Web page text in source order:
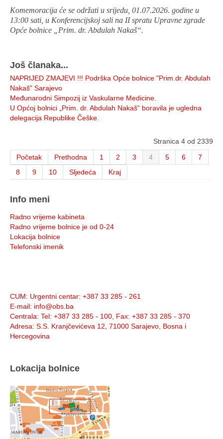
Komemoracija će se održati u srijedu, 01.07.2026. godine u
13:00 sati, u Konferencijskoj sali na II spratu Upravne zgrade
Opće bolnice „Prim. dr. Abdulah Nakaš“.
Još članaka...
NAPRIJED ZMAJEVI !!! Podrška Opće bolnice "Prim.dr. Abdulah
Nakaš" Sarajevo
Međunarodni Simpozij iz Vaskularne Medicine.
U Općoj bolnici „Prim. dr. Abdulah Nakaš“ boravila je ugledna
delegacija Republike Češke.
Stranica 4 od 2339
Početak
Prethodna 1 2 3 4 5 6
7
8
9 10 Sljedeća Kraj
Info meni
Radno vrijeme kabineta
Radno vrijeme bolnice je od 0-24
Lokacija bolnice
Telefonski imenik
CUM: Urgentni centar: +387 33 285 - 261
E-mail: info@obs.ba
Centrala: Tel: +387 33 285 - 100, Fax: +387 33 285 - 370
Adresa: S.S. Kranjčevićeva 12, 71000 Sarajevo, Bosna i
Hercegovina
Lokacija bolnice